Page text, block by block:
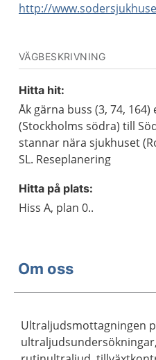
http://
VÄGBESKRIVNING
Hitta hit:
Åk gärna buss (3, 74,
(Stockholms södra) till
stannar nära sjukhuset
SL. Reseplanering
Hitta på plats:
Hiss A, plan 0..
Om oss
Ultraljudsmottagningen